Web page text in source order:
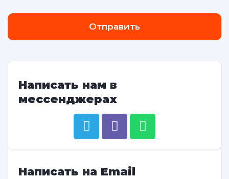
Отправить
Написать нам в
мессенджерах
Написать на Email